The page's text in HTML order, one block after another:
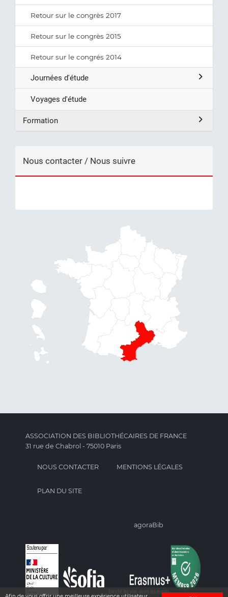
Retour sur le congrès 2017
Retour sur le congrès 2015
Retour sur le congrés 2014
Journées d'étude
Voyages d'étude
Formation
Nous contacter / Nous suivre
ASSOCIATION DES BIBLIOTHÉCAIRES DE FRANCE
31 rue de Chabrol - 75010 Paris
NOUS CONTACTER MENTIONS LÉGALES
PLAN DU SITE
agoraBib